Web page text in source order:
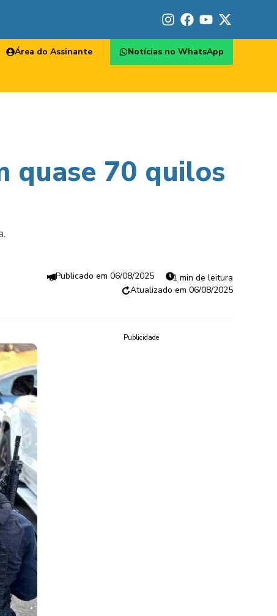
Área do Assinante Notícias no WhatsApp
quase 70 quilos
06/08/2025
1 min de leitura
06/08/2025
Publicidade